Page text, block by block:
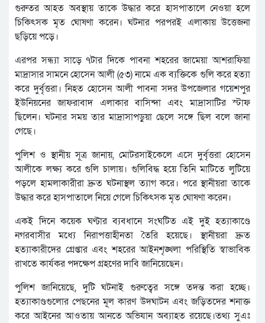
গুরুতর আহত অবস্থায় তাকে উদ্ধার করে হাসপাতালে নেওয়া হলে
চিকিৎসক মৃত ঘোষণা করেন। ঘটনার পরপরই এলাকায় উত্তেজনা
ছড়িয়ে পড়ে।
এরপর সন্ধ্যা সাড়ে ৭টার দিকে পাবনা শহরের জামেয়া আশরাফিয়া
মাদ্রাসার সামনে হোসেন আলী (৫৩) নামে এক ব্যক্তিকে গুলি করে হত্যা
করে দুর্বৃত্তরা। নিহত হোসেন আলী পাবনা সদর উপজেলার গয়েশপুর
ইউনিয়নের জাফরাবাদ এলাকার বাসিন্দা এবং মাদ্রাসাটির স্টাফ
ছিলেন। ঘটনার সময় তার মাদ্রাসাপড়ুয়া ছেলে সঙ্গে ছিল বলে জানা
গেছে।
পুলিশ ও স্থানীয় সূত্র জানায়, মোটরসাইকেলে এসে দুর্বৃত্তরা হোসেন
আলীকে লক্ষ্য করে গুলি চালায়। গুলিবিদ্ধ হয়ে তিনি মাটিতে লুটিয়ে
পড়লে হামলাকারীরা দ্রুত ঘটনাস্থল ত্যাগ করে। পরে স্থানীয়রা তাকে
উদ্ধার করে হাসপাতালে নিয়ে গেলে চিকিৎসক মৃত ঘোষণা করেন।
একই দিনে কয়েক ঘণ্টার ব্যবধানে সংঘটিত এই দুই হত্যাকাণ্ডে
নগরবাসীর মধ্যে নিরাপত্তাহীনতা তৈরি হয়েছে। স্থানীয়রা দ্রুত
হত্যাকারীদের গ্রেপ্তার এবং শহরের আইনশৃঙ্খলা পরিস্থিতি স্বাভাবিক
রাখতে কার্যকর পদক্ষেপ গ্রহণের দাবি জানিয়েছেন।
পুলিশ জানিয়েছে, দুটি ঘটনাই গুরুত্বের সঙ্গে তদন্ত করা হচ্ছে।
হত্যাকাণ্ডগুলোর পেছনের মূল কারণ উদঘাটন এবং জড়িতদের শনাক্ত
করে আইনের আওতায় আনতে অভিযান অব্যাহত রয়েছে।তথ্য সুএঃ